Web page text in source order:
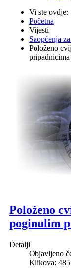
Vi ste ovdje:
Početna
Vijesti
Saopćenja
Položeno
Položeno
poginulim
Detalji
Objavljeno
Klikova: 485